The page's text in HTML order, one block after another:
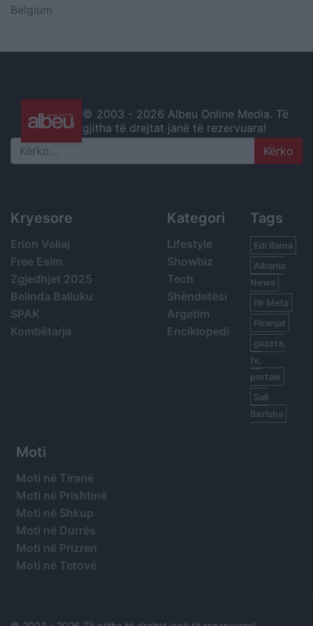
Belgium
© 2003 - 2026 Albeu Online Media. Të
gjitha të drejtat janë të rezervuara!
Search
Kryesore
Erion Veliaj
Free Esim
Zgjedhjet 2025
Belinda Balluku
SPAK
Kombëtarja
Kategori
Lifestyle
Showbiz
Tech
Shëndetësi
Argetim
Enciklopedi
Tags
Edi Rama
Albania
News
Ilir Meta
Piranjat
gazeta,
tv,
portale
Sali
Berisha
Moti
Moti në Tiranë
Moti në Prishtinë
Moti në Shkup
Moti në Durrës
Moti në Prizren
Moti në Tetovë